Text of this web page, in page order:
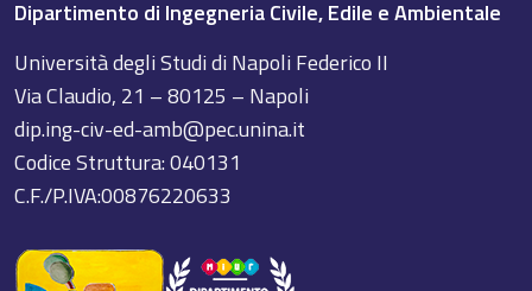
Dipartimento di Ingegneria Civile, Edile e Ambientale
Università degli Studi di Napoli Federico II
Via Claudio, 21 – 80125 – Napoli
dip.ing-civ-ed-amb@pec.unina.it
Codice Struttura: 040131
C.F./P.IVA:00876220633